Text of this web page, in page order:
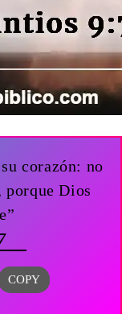
corazón: no
porque Dios